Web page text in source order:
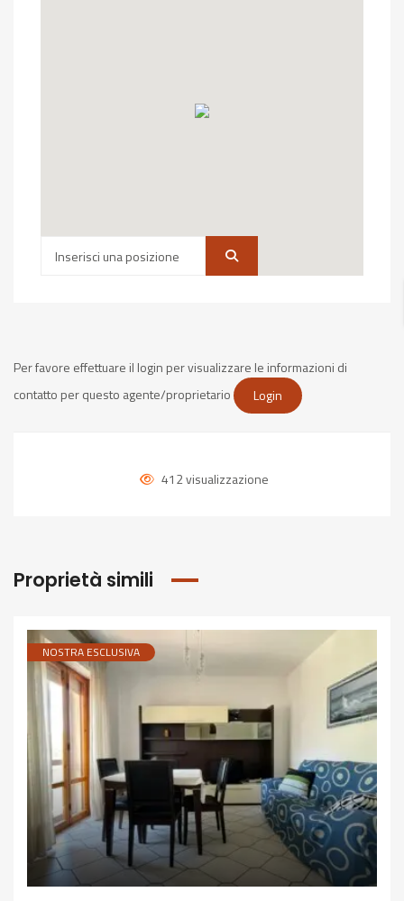
Per favore effettuare il login per visualizzare le informazioni di
contatto per questo agente/proprietario
Login
412 visualizzazione
Proprietà simili
NOSTRA ESCLUSIVA